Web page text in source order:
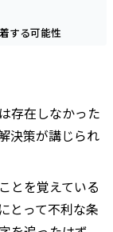
する可能性
存在しなかった
決策が講じられ
とを覚えている
とって不利な条